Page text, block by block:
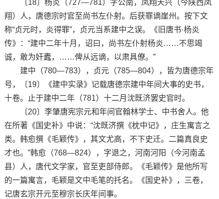
〔18〕杨炎（727—781）字公南，凤翔天兴（今陕西凤
翔）人，唐德宗时官至尚书左仆射。后获罪谪崖州。按下文
称“贞元时，炎得罪”，贞元当系建中之误。《旧唐书·杨炎
传》：“建中二年十月，诏曰，尚书左仆射杨炎……不思竭
诚，敢为奸蠹，……俾从远谪，以肃具僚。”
建中（780—783），贞元（785—804），皆为唐德宗年
号，〔19〕《建中实录》记载唐德宗建中年间大事的史书，
十卷。止于建中二年（781）十二月沈既济罢史官时。
〔20〕李肇唐宪宗元和年间官翰林学士、中书舍人。他
在所著《国史补》中说：“沈既济撰《枕中记》，庄生寓言之
类。韩愈撰《毛颖传》，其文尤高，不下史迁。二篇真良史
才也。”韩愈（768—824），字退之，河南河阳（今河南孟
县）人，唐代文学家，官至吏部侍郎。《毛颖传》是他所写
的一篇寓言，毛颖是文中毛笔的托名。《国史补》，三卷，
记唐玄宗开元至穆宗长庆年间事。